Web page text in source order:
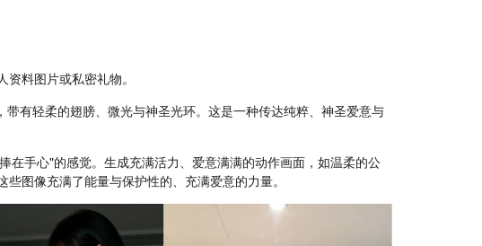
料图片或私密礼物。
有轻柔的翅膀、微光与神圣光环。这是一种传达纯粹、神圣爱意与
在手心"的感觉。生成充满活力、爱意满满的动作画面，如温柔的公
图像充满了能量与保护性的、充满爱意的力量。